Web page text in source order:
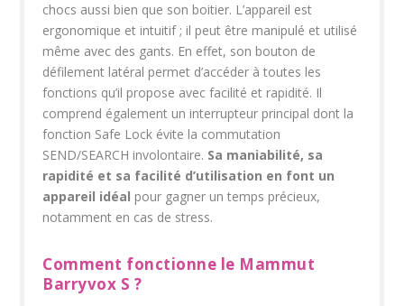
chocs aussi bien que son boitier. L’appareil est
ergonomique et intuitif ; il peut être manipulé et utilisé
même avec des gants. En effet, son bouton de
défilement latéral permet d’accéder à toutes les
fonctions qu’il propose avec facilité et rapidité. Il
comprend également un interrupteur principal dont la
fonction Safe Lock évite la commutation
SEND/SEARCH involontaire. Sa maniabilité, sa
rapidité et sa facilité d’utilisation en font un
appareil idéal pour gagner un temps précieux,
notamment en cas de stress.
Comment fonctionne le Mammut
Barryvox S ?